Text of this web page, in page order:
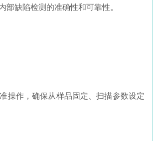
缺陷检测的准确性和可靠性。
操作，确保从样品固定、扫描参数设定